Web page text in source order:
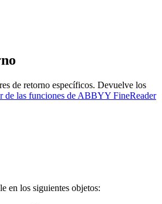
de retorno específicos. Devuelve los
de las funciones de ABBYY FineReader
en los siguientes objetos: